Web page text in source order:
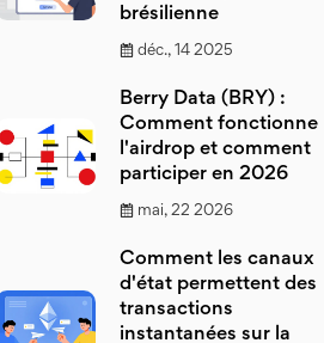
brésilienne
déc., 14 2025
Berry Data (BRY) :
Comment fonctionne
l'airdrop et comment
participer en 2026
mai, 22 2026
Comment les canaux
d'état permettent des
transactions
instantanées sur la